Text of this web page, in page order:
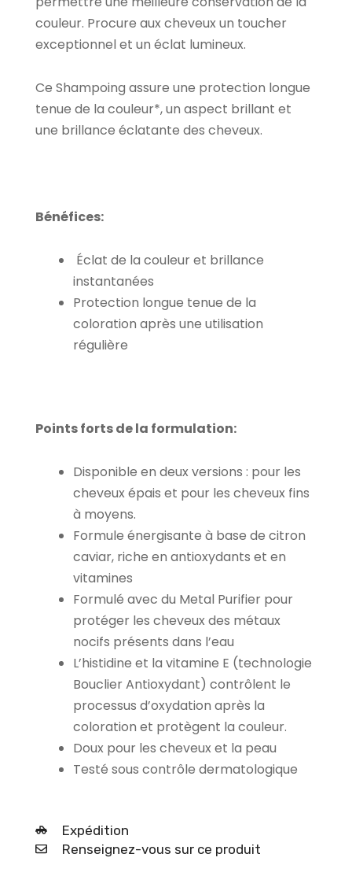
couleur. Procure aux cheveux un toucher
exceptionnel et un éclat lumineux.
Ce Shampoing assure une protection longue
tenue de la couleur*, un aspect brillant et
une brillance éclatante des cheveux.
Bénéfices:
Éclat de la couleur et brillance
instantanées
Protection longue tenue de la
coloration après une utilisation
régulière
Points forts de la formulation:
Disponible en deux versions : pour les
cheveux épais et pour les cheveux fins
à moyens.
Formule énergisante à base de citron
caviar, riche en antioxydants et en
vitamines
Formulé avec du Metal Purifier pour
protéger les cheveux des métaux
nocifs présents dans l’eau
L’histidine et la vitamine E (technologie
Bouclier Antioxydant) contrôlent le
processus d’oxydation après la
coloration et protègent la couleur.
Doux pour les cheveux et la peau
Testé sous contrôle dermatologique
Expédition
Renseignez-vous sur ce produit